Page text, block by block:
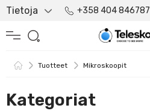
Tietoja +358 404 846787
Tuotteet Mikroskoopit
Kategoriat